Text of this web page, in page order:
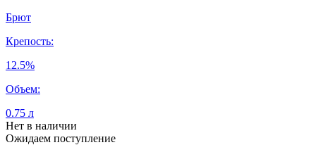
Брют
Крепость:
12.5%
Объем:
0.75 л
Нет в наличии
Ожидаем поступление